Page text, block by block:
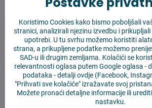
Na zalihi
U košaricu U
Koristimo Cookies kako bismo poboljšali
stranici, analizirali njezinu izvedbu i
upotrebi. U tu svrhu možemo koristiti
strana, a prikupljene podatke možemo
SAD-u ili drugim zemljama. Kolačići se
relevantnosti oglasa putem Google oglasa -
podataka -detalji ovdje (Facebook,
"Prihvati sve kolačiće" izražavate svoj
Možete pronaći detaljne informacije ili
nastavku.